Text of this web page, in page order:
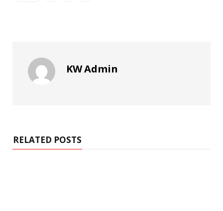
KW Admin
RELATED POSTS